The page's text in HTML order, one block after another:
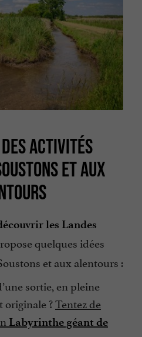
ACTIVITÉS
ET AUX
les Landes
quelques idées
et aux alentours :
sortie, en pleine
originale ?Tentez de
Labyrinthe géant de